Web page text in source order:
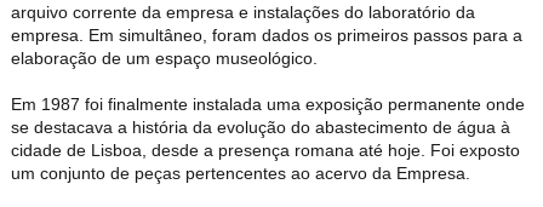
arquivo corrente da empresa e instalações do laboratório da
empresa. Em simultâneo, foram dados os primeiros passos para a
elaboração de um espaço museológico.
Em 1987 foi finalmente instalada uma exposição permanente onde
se destacava a história da evolução do abastecimento de água à
cidade de Lisboa, desde a presença romana até hoje. Foi exposto
um conjunto de peças pertencentes ao acervo da Empresa.